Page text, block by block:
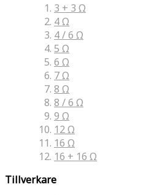
3 + 3 Ω
4 Ω
4 / 6 Ω
5 Ω
6 Ω
7 Ω
8 Ω
8 / 6 Ω
9 Ω
12 Ω
16 Ω
16 + 16 Ω
Tillverkare